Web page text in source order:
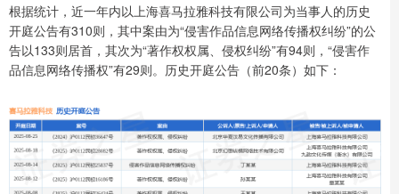
根据统计，近一年内以上海喜马拉雅科技有限公司为当事人的历史
开庭公告有310则，其中案由为“侵害作品信息网络传播权纠纷”的公
告以133则居首，其次为“著作权权属、侵权纠纷”有94则，“侵害作
品信息网络传播权”有29则。历史开庭公告（前20条）如下：